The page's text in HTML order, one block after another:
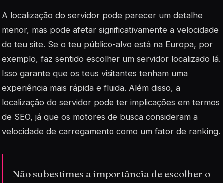
A localização do servidor pode parecer um detalhe
menor, mas pode afetar significativamente a velocidade
do teu site. Se o teu público-alvo está na Europa, por
exemplo, faz sentido escolher um servidor localizado lá.
Isso garante que os teus visitantes tenham uma
experiência mais rápida e fluida. Além disso, a
localização do servidor pode ter implicações em termos
de SEO, já que os motores de busca consideram a
velocidade de carregamento como um fator de ranking.
Não subestimes a importância de escolher o